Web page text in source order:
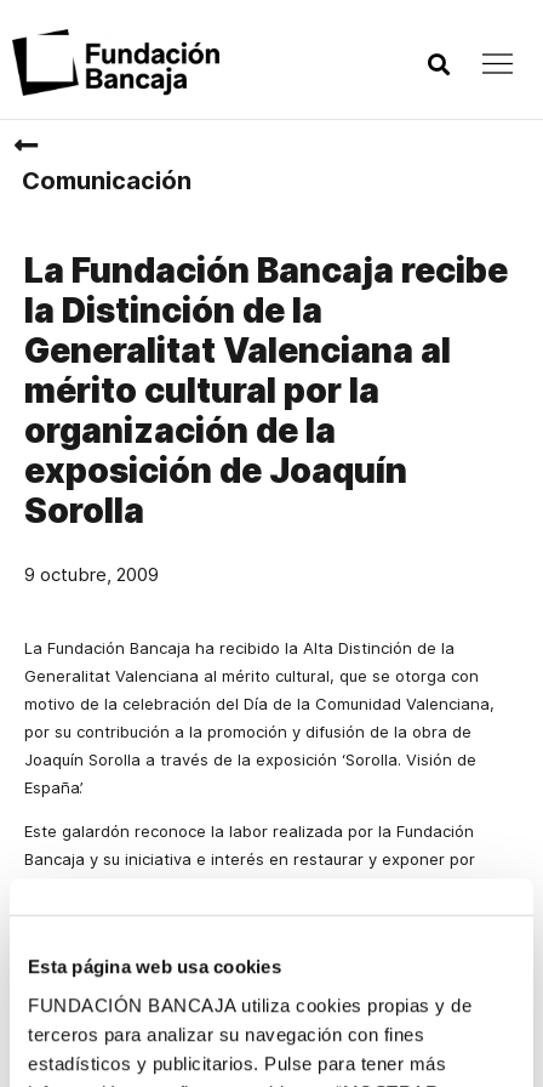
Esta página web usa cookies
FUNDACIÓN BANCAJA utiliza cookies propias y de
terceros para analizar su navegación con fines
estadísticos y publicitarios. Pulse para tener más
Comunicación
La Fundación Bancaja recibe
la Distinción de la
Generalitat Valenciana al
mérito cultural por la
organización de la
exposición de Joaquín
Sorolla
9 octubre, 2009
La Fundación Bancaja ha recibido la Alta Distinción de la
Generalitat Valenciana al mérito cultural, que se otorga con
motivo de la celebración del Día de la Comunidad Valenciana,
por su contribución a la promoción y difusión de la obra de
Joaquín Sorolla a través de la exposición ‘Sorolla. Visión de
España’.
Este galardón reconoce la labor realizada por la Fundación
Bancaja y su iniciativa e interés en restaurar y exponer por
Sorolla, dando la oportunidad a más de 1,6 millones de personas
de recoger el galardón quien ha agradecido ala Generalitat
Valencianael reconocimiento ala ObraSocialdela Entidad.
“Para Bancaja es un honor recibir esta distinción, que da